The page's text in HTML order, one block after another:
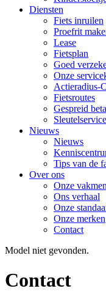
Diensten
Fiets inruilen
Proefrit
Lease
Fietsplan
Goed
Onze
Actieradius-
Fietsroutes
Gespreid
Sleutelservice
Nieuws
Nieuws
Tips van de
Over ons
Onze
Ons verhaal
Onze
Onze merken
Contact
Model niet gevonden.
Contact